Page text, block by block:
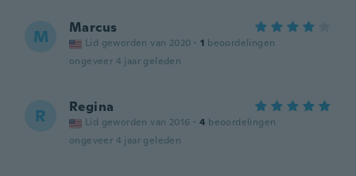
M Marcus
Lid geworden van 2020 · 1 beoordelingen
ongeveer 4 jaar geleden
R Regina
Lid geworden van 2016 · 4 beoordelingen
ongeveer 4 jaar geleden